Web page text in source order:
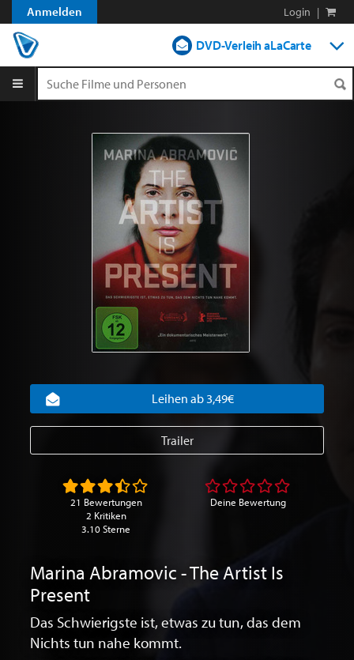
Anmelden Login |
DVD-Verleih aLaCarte
Shop
Blog
Marina Abramovic - The Artist Is
Present
Das Schwierigste ist, etwas zu tun, das dem
Nichts tun nahe kommt.
Leihen ab 3,49€
Trailer
21 Bewertungen
2 Kritiken
3.10 Sterne
Deine Bewertung